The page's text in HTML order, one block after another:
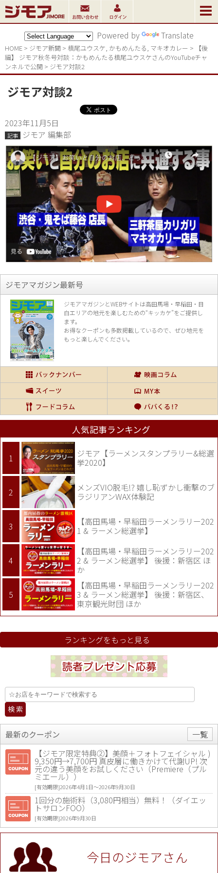
Powered by Translate
HOME > ジモア新聞 > 槙尾ユウスケ, かもめんたる, マキオカレー >
【後
編】 ジモア秋冬号対談：かもめんたる槙尾ユウスケさんのYouTubeチャ
ンネルで公開 > ジモア対談2
ジモア対談2
2023年11月5日
記事 ジモア 編集部
ジモアマガジン最新号
ジモアマガジンとWEBサイトは高田馬場・早稲田・目
白エリアの地元を楽しむための“キッカケ”をご提供し
ます。
お得なクーポンも多数掲載しているので、 ぜひ地元を
もっと楽しんでください。
人気記事ランキング
ジモア【ラーメンスタンプラリー&総選
挙2020】
メンズVIO脱毛!? 嬉し恥ずかし衝撃のブ
ラジリアンWAX体験記
【高田馬場・早稲田ラーメンラリー202
1 & ラーメン総選挙】
【高田馬場・早稲田ラーメンラリー202
2 & ラーメン総選挙】 後援：新宿区 ほ
か
【高田馬場・早稲田ラーメンラリー202
3 & ラーメン総選挙】 後援：新宿区、
東京観光財団 ほか
ランキングをもっと見る
最新のクーポン
一覧
【ジモア限定特典②】美顔＋フォトフェイシャル )
9,350円→7,700円 真皮層に働きかけて代謝UP! 次
元の違う美顔をお試しください（Premiere（プル
ミエール））
[有効期限]2026年4月1日〜2026年9月30日
1回分の施術料（3,080円相当）無料！（ダイエッ
トサロンFOO）
[有効期限]2026年9月30日
値段提示後「ジモア見た」で更に買い取り金額 U
P！※チケットと新品商品は除く（大黒屋 高田馬場
駅前店）
[有効期限]2026年9月30日今日のジモアさん